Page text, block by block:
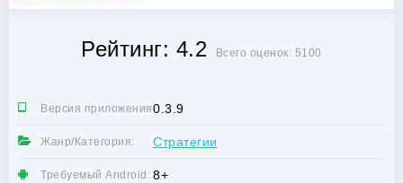
Рейтинг: 4.2 Всего оценок: 5100
Версия приложения:0.3.9
Жанр/Категория: Стратегии
Требуемый Android: 8+